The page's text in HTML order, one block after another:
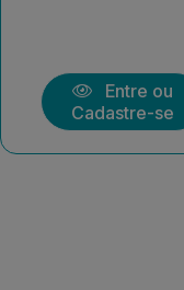
Entre ou
Cadastre-se